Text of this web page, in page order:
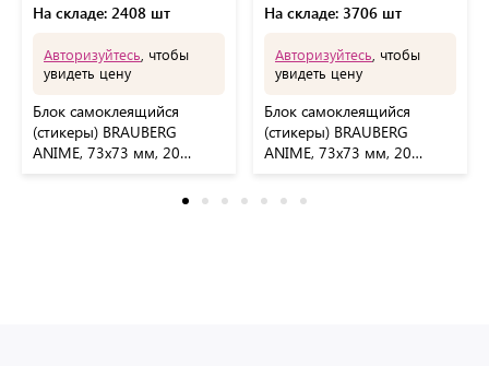
На складе: 2408 шт
Авторизуйтесь , чтобы
увидеть цену
Блок самоклеящийся
(стикеры) BRAUBERG
ANIME, 73х73 мм, 20
На складе: 3706 шт
Авторизуйтесь , чтобы
увидеть цену
Блок самоклеящийся
(стикеры) BRAUBERG
ANIME, 73х73 мм, 20